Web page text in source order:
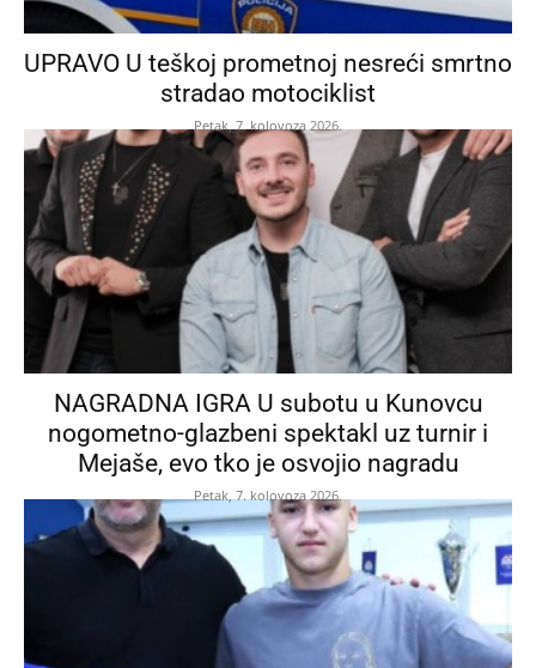
UPRAVO U teškoj prometnoj nesreći smrtno
stradao motociklist
Petak, 7. kolovoza 2026.
NAGRADNA IGRA U subotu u Kunovcu
nogometno-glazbeni spektakl uz turnir i
Mejaše, evo tko je osvojio nagradu
Petak, 7. kolovoza 2026.